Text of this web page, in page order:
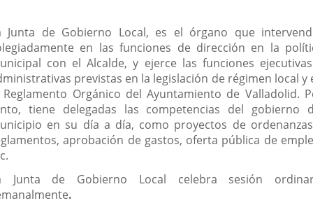
Junta de Gobierno Local, es el órgano que
en las funciones de dirección en la
con el Alcalde, y ejerce las funciones
previstas en la legislación de régimen local y
Orgánico del Ayuntamiento de Valladolid.
tiene delegadas las competencias del gobierno
en su día a día, como proyectos de
aprobación de gastos, oferta pública de
Junta de Gobierno Local celebra sesión
.